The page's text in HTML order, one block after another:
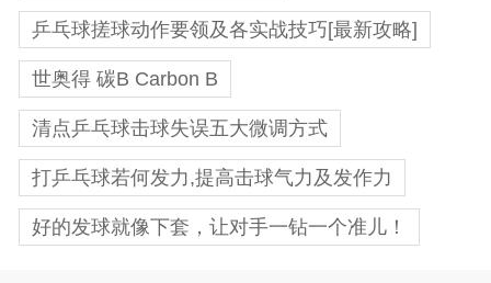
乒乓球搓球动作要领及各实战技巧[最新攻略]
世奥得 碳B Carbon B
清点乒乓球击球失误五大微调方式
打乒乓球若何发力,提高击球气力及发作力
好的发球就像下套，让对手一钻一个准儿！